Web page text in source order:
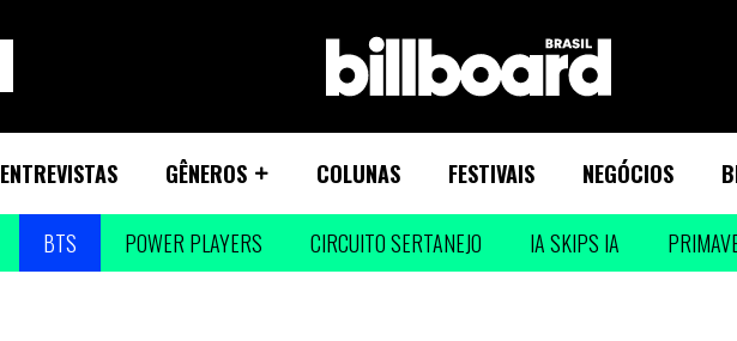
ENTREVISTAS GÊNEROS COLUNAS FESTIVAIS NEGÓCIOS
BTS POWER PLAYERS CIRCUITO SERTANEJO IA SKIPS IA